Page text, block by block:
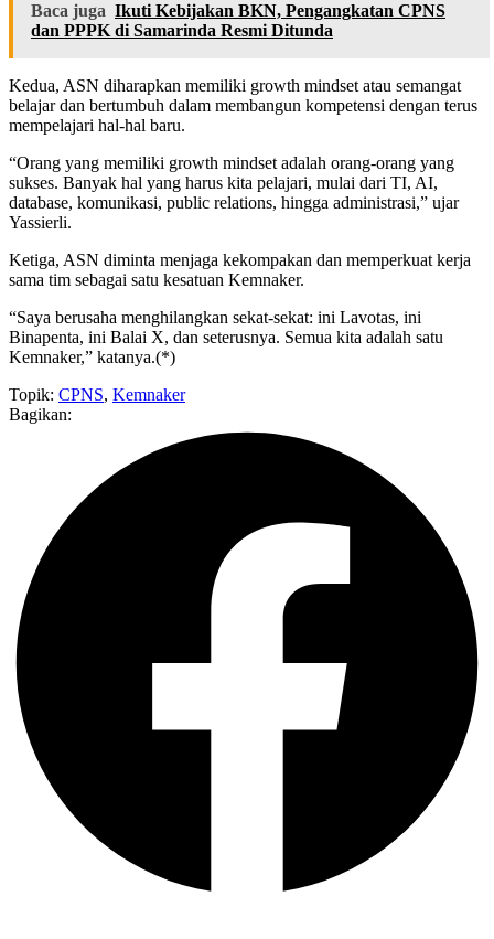
Baca juga Ikuti Kebijakan BKN, Pengangkatan CPNS
dan PPPK di Samarinda Resmi Ditunda
Kedua, ASN diharapkan memiliki growth mindset atau semangat
belajar dan bertumbuh dalam membangun kompetensi dengan terus
mempelajari hal-hal baru.
“Orang yang memiliki growth mindset adalah orang-orang yang
sukses. Banyak hal yang harus kita pelajari, mulai dari TI, AI,
database, komunikasi, public relations, hingga administrasi,” ujar
Yassierli.
Ketiga, ASN diminta menjaga kekompakan dan memperkuat kerja
sama tim sebagai satu kesatuan Kemnaker.
“Saya berusaha menghilangkan sekat-sekat: ini Lavotas, ini
Binapenta, ini Balai X, dan seterusnya. Semua kita adalah satu
Kemnaker,” katanya.(*)
Topik: CPNS, Kemnaker
Bagikan: